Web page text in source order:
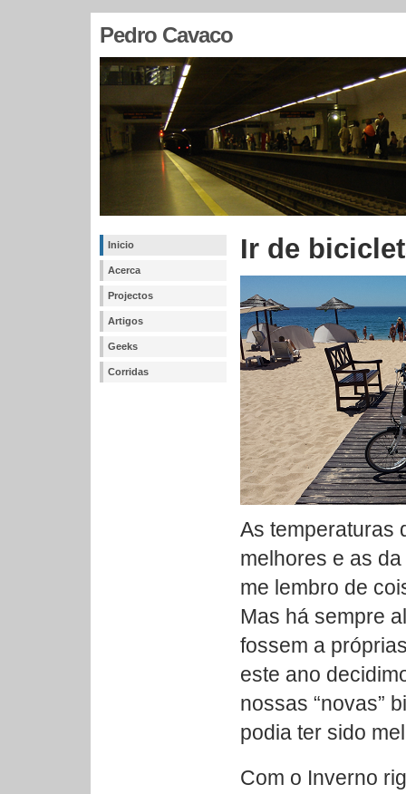
Pedro Cavaco
Inicio
Acerca
Projectos
Artigos
Geeks
Corridas
Ir de
As temperaturas
melhores e as
me lembro de
Mas há sempre
fossem a
este ano
nossas “novas”
podia ter sido
Com o Inverno